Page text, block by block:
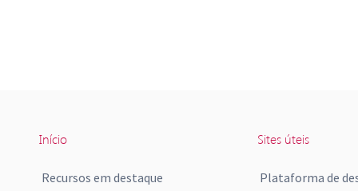
Início
Recursos em destaque
Sites úteis
Plataforma de